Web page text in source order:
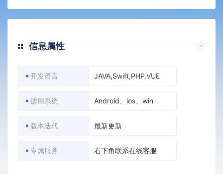
信息属性
开发语言 JAVA,Swift,PHP,VUE
适用系统 Android、ios、win
版本迭代 最新更新
专属服务 右下角联系在线客服